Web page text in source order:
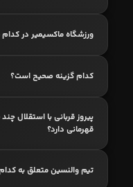
ورزشگاه ماکسیمیر در کدام
کدام گزینه صحیح است؟
پیروز قربانی با استقلال
قهرمانی دارد؟
تیم والنسین متعلق به